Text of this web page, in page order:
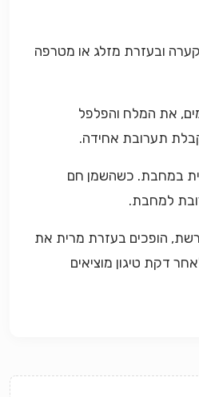
ובעזרת מזלג או מטרפה
את המלח והפלפל
תערובת אחידה.
במחבת. כשהשמן חם
למחבת.
הופכים בעזרת מרית את
דקת טיגון מוציאים